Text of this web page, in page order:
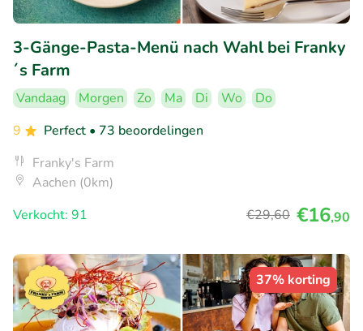
3-Gänge-Pasta-Menü nach Wahl bei Franky
´s Farm
Vandaag Morgen Zo Ma Di Wo
Do
9
Perfect • 73 beoordelingen
Franky's Farm
Aachen (0km)
Verkocht: 91
€29,60 €16,90
37% korting